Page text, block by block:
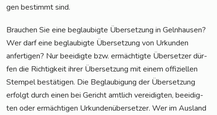
gen bestimmt sind.
Brau­chen Sie eine beglau­big­te Über­set­zung in Geln­hau­sen?
Wer darf eine beglau­big­te Über­set­zung von Urkun­den
anfer­ti­gen? Nur beei­dig­te bzw. ermäch­tig­te Über­set­zer dür­
fen die Rich­tig­keit ihrer Über­set­zung mit einem offi­zi­el­len
Stem­pel bestä­ti­gen. Die Beglau­bi­gung der Über­set­zung
erfolgt durch einen bei Gericht amt­lich ver­ei­dig­ten, beei­dig­
ten oder ermäch­ti­gen Urkun­den­über­set­zer. Wer im Aus­land